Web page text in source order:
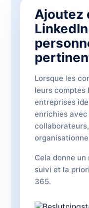
Ajoutez
Lorsque les
leurs comptes
entreprises
enrichies
Cela donne
suivi et la
365.